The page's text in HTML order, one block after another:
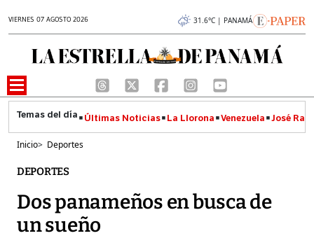
VIERNES 07 AGOSTO 2026 31.6°C | PANAMÁ
Últimas Noticias La Llorona Venezuela José
Inicio> Deportes
DEPORTES
Dos panameños en busca de
un sueño